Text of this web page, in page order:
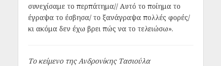
συνεχίσαμε το περπάτημα// Αυτό το ποίημα το
έγραψα το έσβησα/ το ξανάγραψα πολλές φορές/
κι ακόμα δεν έχω βρει πώς να το τελειώσω».
Το κείμενο της Ανδρονίκης Τασιούλα